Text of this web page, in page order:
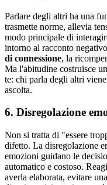
Parlare degli altri ha una
trasmette norme, allevia
modo principale di
intorno al racconto
di connessione, la
Ma l'abitudine costruisce
te: chi parla degli altri
ascolta.
6. Disregolazione
Non si tratta di "essere
difetto. La disregolazione
emozioni guidano le
automatico e costoso.
averla elaborata, evitare